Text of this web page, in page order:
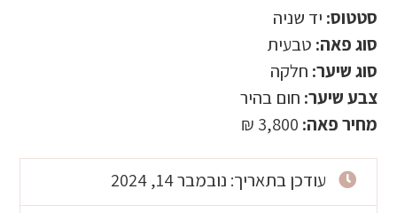
סטטוס: יד שניה
סוג פאה: טבעית
סוג שיער: חלקה
צבע שיער: חום בהיר
מחיר פאה: 3,800 ₪
עודכן בתאריך: נובמבר 14, 2024